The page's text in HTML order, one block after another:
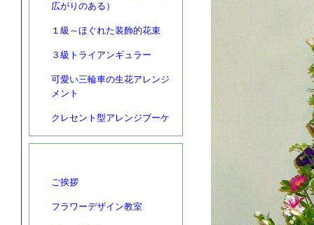
広がりのある）
１級～ほぐれた装飾的花束
３級トライアンギュラー
可愛い三輪車の生花アレンジ
メント
クレセント型アレンジブーケ
ご挨拶
フラワーデザイン教室